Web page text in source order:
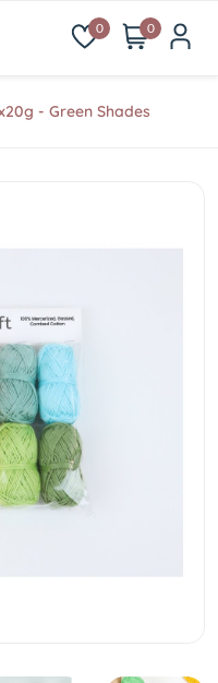
0 0
- Green Shades